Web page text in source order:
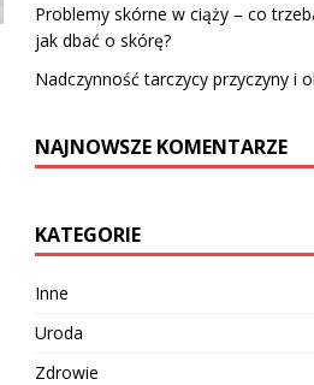
Problemy skórne w ciąży – co
jak dbać o skórę?
Nadczynność tarczycy przyczyny i
NAJNOWSZE KOMENTARZE
KATEGORIE
Inne
Uroda
Zdrowie